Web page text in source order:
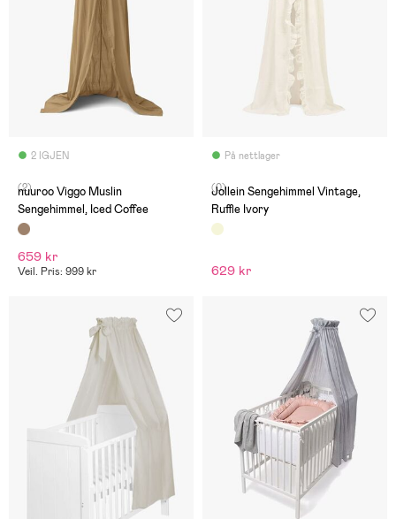
2 IGJEN
(2)
nuuroo Viggo Muslin
Sengehimmel, Iced Coffee
659 kr
Veil. Pris: 999 kr
På nettlager
(0)
Jollein Sengehimmel Vintage,
Ruffle Ivory
629 kr